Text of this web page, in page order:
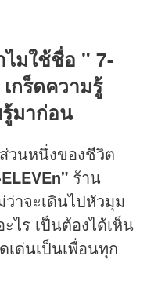
ไมใช้ชื่อ " 7-
กร็ดความรู้
มาก่อน
วนหนึ่งของชีวิต
ร้าน
าจะเดินไปหัวมุม
ไร เป็นต้องได้เห็น
เด่นเป็นเพื่อนทุก